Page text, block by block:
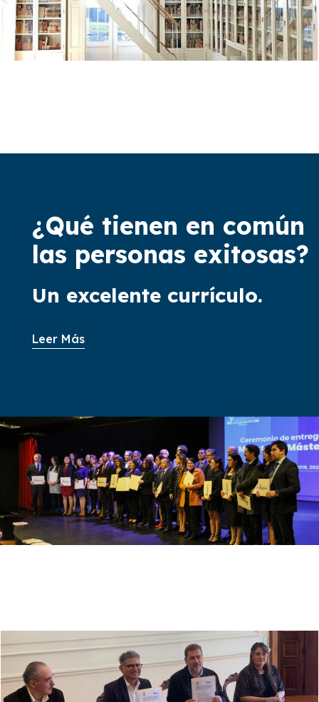
¿Qué tienen en común
las personas exitosas?
Un excelente currículo.
Leer Más